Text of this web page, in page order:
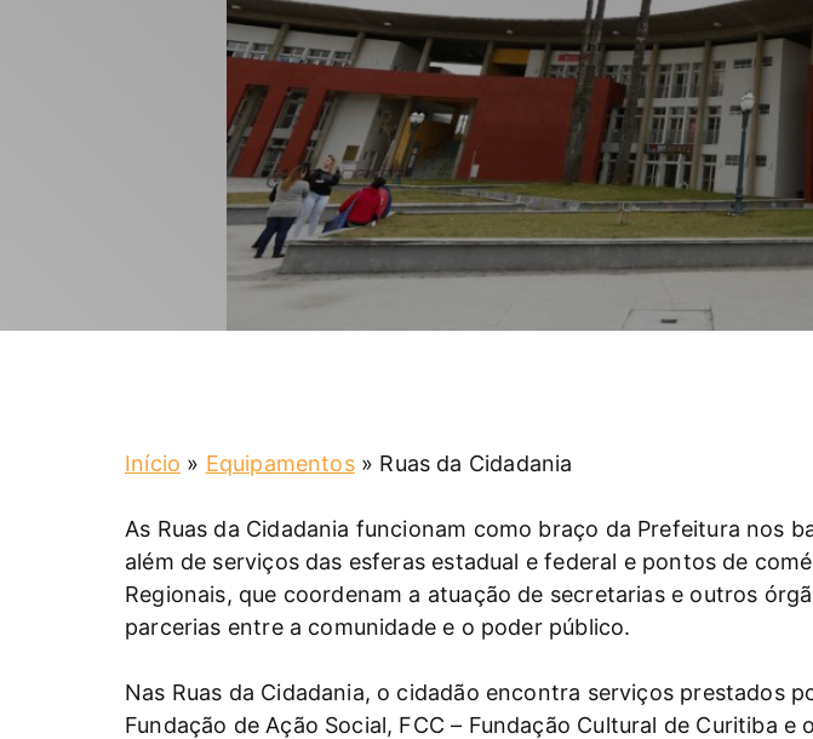
Início » Equipamentos» Ruas da Cidadania
As Ruas da Cidadania funcionam como braço da Prefeitura nos
além de serviços das esferas estadual e federal e pontos de
Regionais, que coordenam a atuação de secretarias e outros
parcerias entre a comunidade e o poder público.
Nas Ruas da Cidadania, o cidadão encontra serviços prestados
Fundação de Ação Social, FCC – Fundação Cultural de Curitiba